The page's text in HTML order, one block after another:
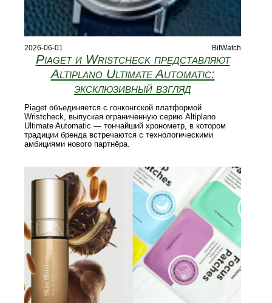
2026-06-01 BitWatch
Piaget и Wristcheck представляют
Altiplano Ultimate Automatic:
эксклюзивный взгляд
Piaget объединяется с гонконгской платформой
Wristcheck, выпуская ограниченную серию Altiplano
Ultimate Automatic — тончайший хронометр, в котором
традиции бренда встречаются с технологическими
амбициями нового партнёра.